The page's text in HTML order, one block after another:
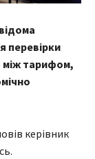
перевірки
між тарифом,
керівник